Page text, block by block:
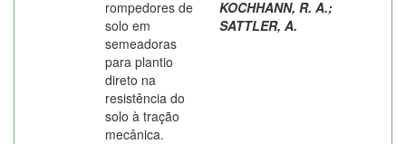
rompedores de
solo em
semeadoras
para plantio
direto na
resistência do
solo à tração
mecânica.
KOCHHANN, R. A.;
SATTLER, A.